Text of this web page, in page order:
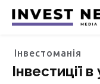
Інвестоманія
Інвестиції